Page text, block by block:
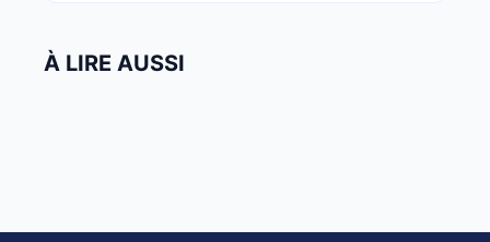
À LIRE AUSSI